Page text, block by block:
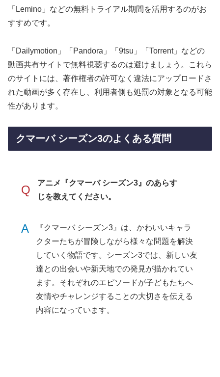
「Lemino」などの無料トライアル期間を活用するのがお
すすめです。
「Dailymotion」「Pandora」「9tsu」「Torrent」などの
動画共有サイトで無料視聴するのは避けましょう。これら
のサイトには、著作権者の許可なく違法にアップロードさ
れた動画が多く存在し、利用者側も処罰の対象となる可能
性があります。
クマーバ シーズン3のよくある質問
Q
アニメ『クマーバ シーズン3』のあらす
じを教えてください。
A
『クマーバ シーズン3』は、かわいいキャラ
クターたちが冒険しながら様々な問題を解決
していく物語です。シーズン3では、新しい友
達との出会いや新天地での発見が描かれてい
ます。それぞれのエピソードが子どもたちへ
友情やチャレンジすることの大切さを伝える
内容になっています。